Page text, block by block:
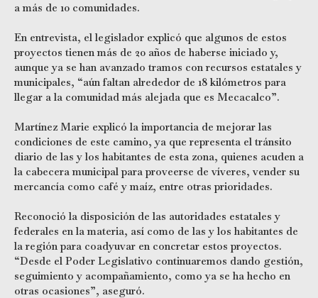
a más de 10 comunidades.
En entrevista, el legislador explicó que algunos de estos
proyectos tienen más de 20 años de haberse iniciado y,
aunque ya se han avanzado tramos con recursos estatales y
municipales, “aún faltan alrededor de 18 kilómetros para
llegar a la comunidad más alejada que es Mecacalco”.
Martínez Marie explicó la importancia de mejorar las
condiciones de este camino, ya que representa el tránsito
diario de las y los habitantes de esta zona, quienes acuden a
la cabecera municipal para proveerse de víveres, vender su
mercancía como café y maíz, entre otras prioridades.
Reconoció la disposición de las autoridades estatales y
federales en la materia, así como de las y los habitantes de
la región para coadyuvar en concretar estos proyectos.
“Desde el Poder Legislativo continuaremos dando gestión,
seguimiento y acompañamiento, como ya se ha hecho en
otras ocasiones”, aseguró.